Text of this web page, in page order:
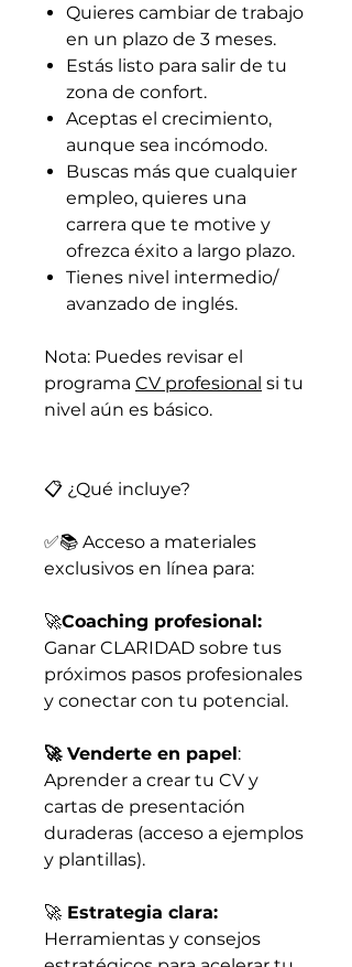
Quieres cambiar de trabajo
en un plazo de 3 meses.
Estás listo para salir de tu
zona de confort.
Aceptas el crecimiento,
aunque sea incómodo.
Buscas más que cualquier
empleo, quieres una
carrera que te motive y
ofrezca éxito a largo plazo.
Tienes nivel intermedio/
avanzado de inglés.
Nota: Puedes revisar el
programa CV profesional si tu
nivel aún es básico.
📋 ¿Qué incluye?
✅📚 Acceso a materiales
exclusivos en línea para:
🚀Coaching profesional:
Ganar CLARIDAD sobre tus
próximos pasos profesionales
y conectar con tu potencial.
🚀 Venderte en papel:
Aprender a crear tu CV y
cartas de presentación
duraderas (acceso a ejemplos
y plantillas).
🚀 Estrategia clara:
Herramientas y consejos